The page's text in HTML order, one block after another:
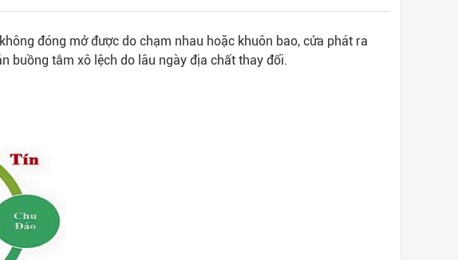
đóng mở được do chạm nhau hoặc khuôn bao, cửa phát ra
buồng tắm xô lệch do lâu ngày địa chất thay đổi.